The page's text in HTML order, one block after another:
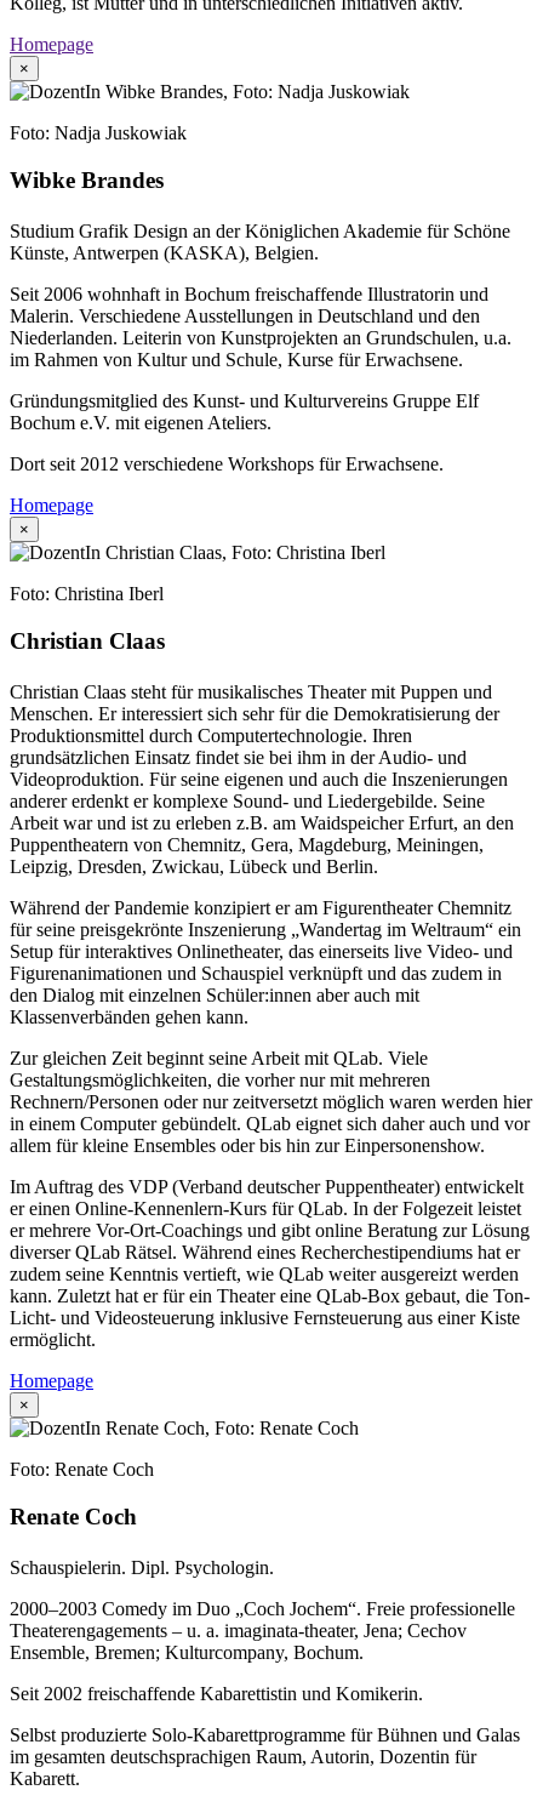
Homepage
×
Foto: Nadja Juskowiak
Wibke Brandes
Studium Grafik Design an der Königlichen Akademie für Schöne
Künste, Antwerpen (KASKA), Belgien.
Seit 2006 wohnhaft in Bochum freischaffende Illustratorin und
Malerin. Verschiedene Ausstellungen in Deutschland und den
Niederlanden. Leiterin von Kunstprojekten an Grundschulen, u.a.
im Rahmen von Kultur und Schule, Kurse für Erwachsene.
Gründungsmitglied des Kunst- und Kulturvereins Gruppe Elf
Bochum e.V. mit eigenen Ateliers.
Dort seit 2012 verschiedene Workshops für Erwachsene.
Homepage
×
Foto: Christina Iberl
Christian Claas
Christian Claas steht für musikalisches Theater mit Puppen und
Menschen. Er interessiert sich sehr für die Demokratisierung der
Produktionsmittel durch Computertechnologie. Ihren
grundsätzlichen Einsatz findet sie bei ihm in der Audio- und
Videoproduktion. Für seine eigenen und auch die Inszenierungen
anderer erdenkt er komplexe Sound- und Liedergebilde. Seine
Arbeit war und ist zu erleben z.B. am Waidspeicher Erfurt, an den
Puppentheatern von Chemnitz, Gera, Magdeburg, Meiningen,
Leipzig, Dresden, Zwickau, Lübeck und Berlin.
Während der Pandemie konzipiert er am Figurentheater Chemnitz
für seine preisgekrönte Inszenierung „Wandertag im Weltraum“ ein
Setup für interaktives Onlinetheater, das einerseits live Video- und
Figurenanimationen und Schauspiel verknüpft und das zudem in
den Dialog mit einzelnen Schüler:innen aber auch mit
Klassenverbänden gehen kann.
Zur gleichen Zeit beginnt seine Arbeit mit QLab. Viele
Gestaltungsmöglichkeiten, die vorher nur mit mehreren
Rechnern/Personen oder nur zeitversetzt möglich waren werden hier
in einem Computer gebündelt. QLab eignet sich daher auch und vor
allem für kleine Ensembles oder bis hin zur Einpersonenshow.
Im Auftrag des VDP (Verband deutscher Puppentheater) entwickelt
er einen Online-Kennenlern-Kurs für QLab. In der Folgezeit leistet
er mehrere Vor-Ort-Coachings und gibt online Beratung zur Lösung
diverser QLab Rätsel. Während eines Recherchestipendiums hat er
zudem seine Kenntnis vertieft, wie QLab weiter ausgereizt werden
kann. Zuletzt hat er für ein Theater eine QLab-Box gebaut, die Ton-
Licht- und Videosteuerung inklusive Fernsteuerung aus einer Kiste
ermöglicht.
Homepage
×
Foto: Renate Coch
Renate Coch
Schauspielerin. Dipl. Psychologin.
2000–2003 Comedy im Duo „Coch Jochem“. Freie professionelle
Theaterengagements – u. a. imaginata-theater, Jena; Cechov
Ensemble, Bremen; Kulturcompany, Bochum.
Seit 2002 freischaffende Kabarettistin und Komikerin.
Selbst produzierte Solo-Kabarettprogramme für Bühnen und Galas
im gesamten deutschsprachigen Raum, Autorin, Dozentin für
Kabarett.